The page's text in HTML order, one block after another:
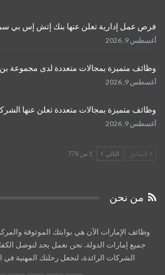
فرص عمل إدارية تعلن عنها بنك إتش إس بي
أغسطس 9, 2026
وظائف متميزة بمجالات متعددة لدى مجموعة
أغسطس 9, 2026
وظائف متميزة بمجالات متعددة تعلن عنها
أغسطس 9, 2026
السابق التالي 1 من 778
من نحن
وظائف الإمارات الآن هي بوابتك الموثوقة
جميع إمارات الدولة. نحن نعمل بجد لنوصل
الشركات الرائدة، لنجعل رحلتك المهنية في